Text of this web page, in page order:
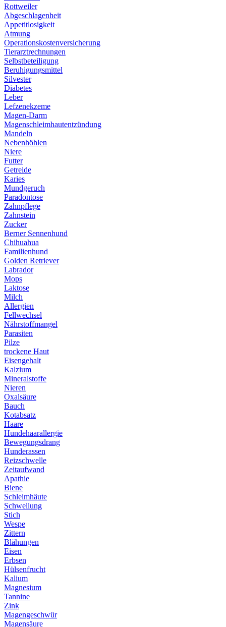
Rottweiler
Abgeschlagenheit
Appetitlosigkeit
Atmung
Operationskostenversicherung
Tierarztrechnungen
Selbstbeteiligung
Beruhigungsmittel
Silvester
Diabetes
Leber
Lefzenekzeme
Magen-Darm
Magenschleimhautentzündung
Mandeln
Nebenhöhlen
Niere
Futter
Getreide
Karies
Mundgeruch
Paradontose
Zahnpflege
Zahnstein
Zucker
Berner Sennenhund
Chihuahua
Familienhund
Golden Retriever
Labrador
Mops
Laktose
Milch
Allergien
Fellwechsel
Nährstoffmangel
Parasiten
Pilze
trockene Haut
Eisengehalt
Kalzium
Mineralstoffe
Nieren
Oxalsäure
Bauch
Kotabsatz
Haare
Hundehaarallergie
Bewegungsdrang
Hunderassen
Reizschwelle
Zeitaufwand
Apathie
Biene
Schleimhäute
Schwellung
Stich
Wespe
Zittern
Blähungen
Eisen
Erbsen
Hülsenfrucht
Kalium
Magnesium
Tannine
Zink
Magengeschwür
Magensäure